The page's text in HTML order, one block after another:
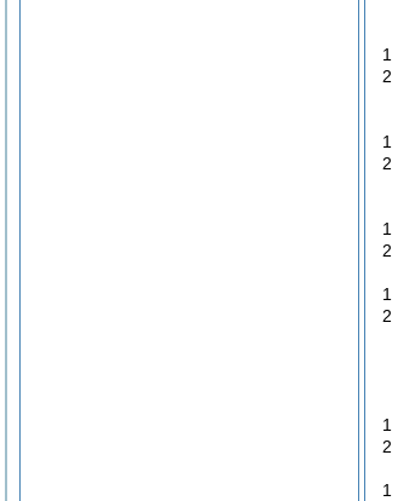
1
2
1
2
1
2
1
2
1
2
1